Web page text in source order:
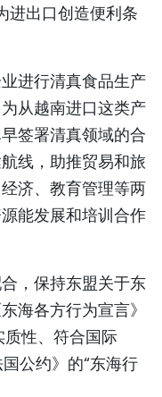
进出口创造便利条
进行清真食品生产
从越南进口这类产
签署清真领域的合
线，助推贸易和旅
济、教育管理等两
能发展和培训合作
，保持东盟关于东
海各方行为宣言》
质性、符合国际
公约》的“东海行